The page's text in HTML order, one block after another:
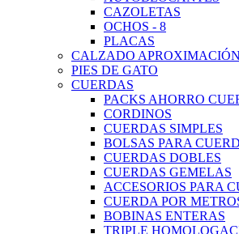
CAZOLETAS
OCHOS - 8
PLACAS
CALZADO APROXIMACIÓN
PIES DE GATO
CUERDAS
PACKS AHORRO
CORDINOS
CUERDAS SIMPLES
BOLSAS PARA
CUERDAS DOBLES
CUERDAS GEMELAS
ACCESORIOS PARA
CUERDA POR
BOBINAS ENTERAS
TRIPLE